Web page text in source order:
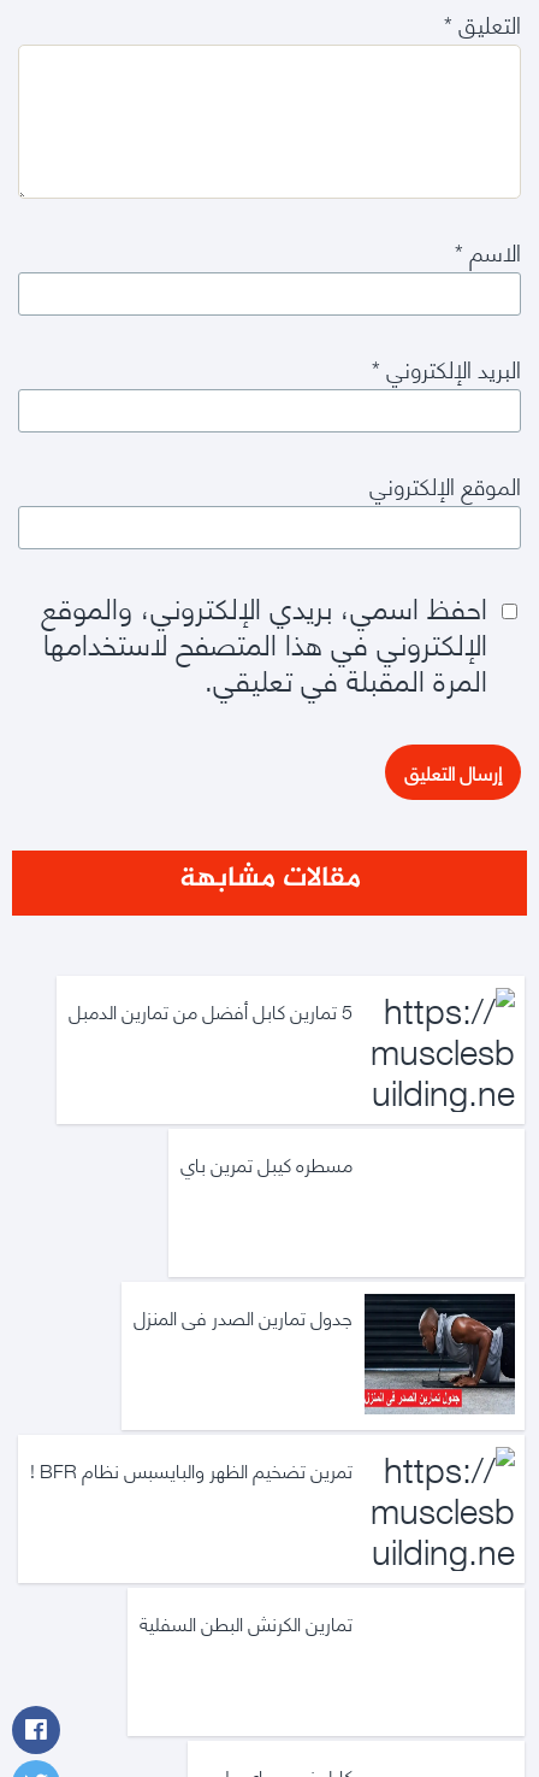
التعليق*
الاسم*
البريد الإلكتروني*
الموقع الإلكتروني
احفظ اسمي، بريدي الإلكتروني، والموقع
الإلكتروني في هذا المتصفح لاستخدامها
المرة المقبلة في تعليقي.
مقالات مشابهة
5 تمارين كابل أفضل من تمارين الدمبل
مسطره كيبل تمرين باي
جدول تمارين الصدر فى المنزل
تمرين تضخيم الظهر والبايسبس نظام BFR !
تمارين الكرنش البطن السفلية